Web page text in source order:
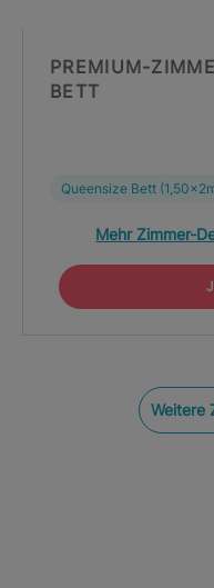
PREMIUM-
BETT
Queensize Bett
Mehr Zimmer-
Weitere